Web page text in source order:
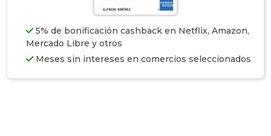
5% de bonificación cashback en Netflix, Amazon,
Mercado Libre y otros
Meses sin intereses en comercios seleccionados